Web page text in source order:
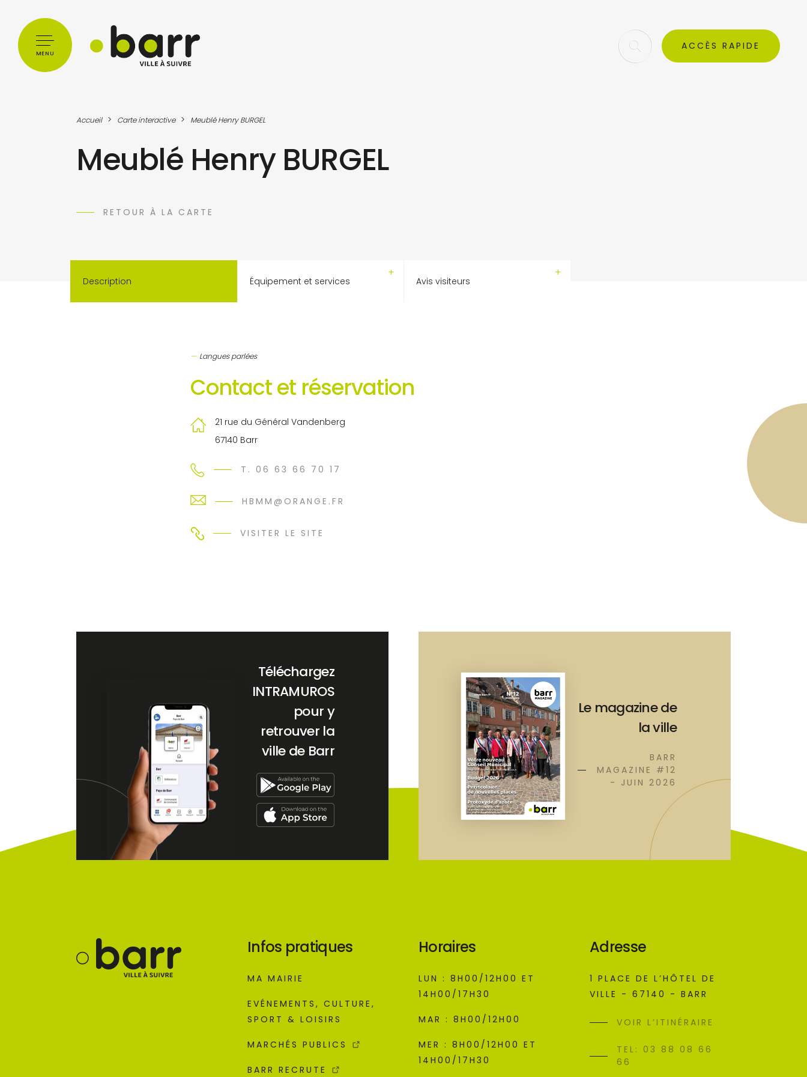
MENU
ACCÈS RAPIDE
Accueil > Carte interactive > Meublé Henry BURGEL
Meublé Henry BURGEL
RETOUR À LA CARTE
Description Équipement et services Avis visiteurs
Langues parlées
Contact et réservation
21 rue du Général Vandenberg
67140 Barr
T. 06 63 66 70 17
HBMM@ORANGE.FR
VISITER LE SITE
Téléchargez
INTRAMUROS
pour y
retrouver la
ville de Barr
Le magazine de
la ville
BARR
MAGAZINE #12
- JUIN 2026
Infos pratiques
MA MAIRIE
EVÉNEMENTS, CULTURE,
SPORT & LOISIRS
MARCHÉS PUBLICS
BARR RECRUTE
Horaires
LUN : 8H00/12H00 ET
14H00/17H30
MAR : 8H00/12H00
MER : 8H00/12H00 ET
14H00/17H30
Adresse
1 PLACE DE L’HÔTEL DE
VILLE - 67140 - BARR
VOIR L’ITINÉRAIRE
TEL: 03 88 08 66
66